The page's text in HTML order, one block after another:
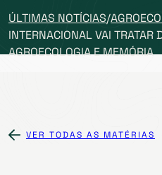
ÚLTIMAS NOTÍCIAS/
INTERNACIONAL VAI TRATAR
AGROECOLOGIA E MEMÓRIA
VER TODAS AS MATÉRIAS